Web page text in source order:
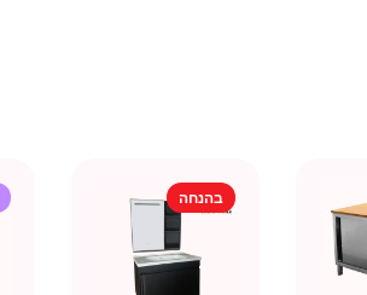
בהנחה